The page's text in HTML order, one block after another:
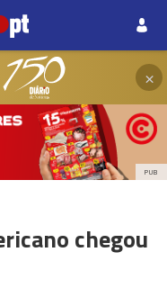
×
PUB
chegou